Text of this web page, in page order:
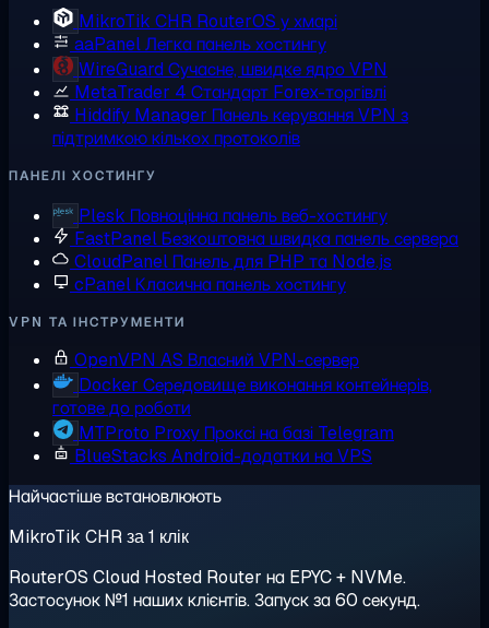
MikroTik CHR RouterOS у хмарі
aaPanelЛегка панель хостингу
WireGuard Сучасне, швидке ядро VPN
MetaTrader 4 Стандарт Forex-торгівлі
Hiddify Manager Панель керування VPN з
підтримкою кількох протоколів
ПАНЕЛІ ХОСТИНГУ
Plesk Повноцінна панель веб-хостингу
FastPanelБезкоштовна швидка панель сервера
CloudPanel Панель для PHP та Node.js
cPanelКласична панель хостингу
VPN ТА ІНСТРУМЕНТИ
OpenVPN AS Власний VPN-сервер
Docker Середовище виконання контейнерів,
готове до роботи
MTProto Proxy Проксі на базі Telegram
BlueStacks Android-додатки на VPS
Найчастіше встановлюють
MikroTik CHR за 1 клік
RouterOS Cloud Hosted Router на EPYC + NVMe.
Застосунок №1 наших клієнтів. Запуск за 60 секунд.